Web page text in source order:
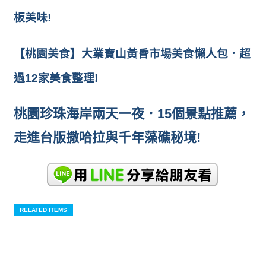
板美味!
【桃園美食】大業寶山黃昏市場美食懶人包．超
過12家美食整理!
桃園珍珠海岸兩天一夜．15個景點推薦，
走進台版撒哈拉與千年藻礁秘境!
RELATED ITEMS